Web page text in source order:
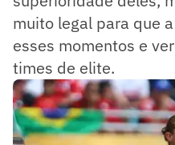
muito legal para que
esses momentos e
times de elite.